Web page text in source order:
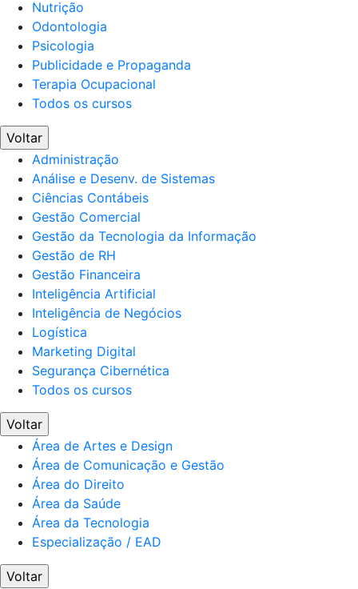
Nutrição
Odontologia
Psicologia
Publicidade e Propaganda
Terapia Ocupacional
Todos os cursos
Voltar
Administração
Análise e Desenv. de Sistemas
Ciências Contábeis
Gestão Comercial
Gestão da Tecnologia da Informação
Gestão de RH
Gestão Financeira
Inteligência Artificial
Inteligência de Negócios
Logística
Marketing Digital
Segurança Cibernética
Todos os cursos
Voltar
Área de Artes e Design
Área de Comunicação e Gestão
Área do Direito
Área da Saúde
Área da Tecnologia
Especialização / EAD
Voltar